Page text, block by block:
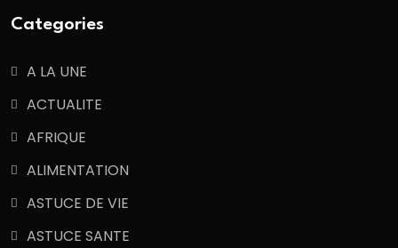
Categories
A LA UNE
ACTUALITE
AFRIQUE
ALIMENTATION
ASTUCE DE VIE
ASTUCE SANTE